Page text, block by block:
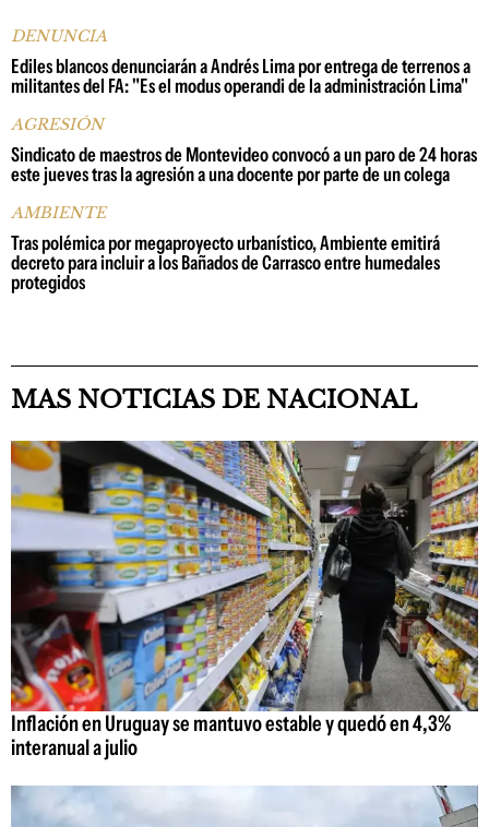
DENUNCIA
Ediles blancos denunciarán a Andrés Lima por entrega de terrenos a
militantes del FA: "Es el modus operandi de la administración Lima"
AGRESIÓN
Sindicato de maestros de Montevideo convocó a un paro de 24 horas
este jueves tras la agresión a una docente por parte de un colega
AMBIENTE
Tras polémica por megaproyecto urbanístico, Ambiente emitirá
decreto para incluir a los Bañados de Carrasco entre humedales
protegidos
MAS NOTICIAS DE NACIONAL
Inflación en Uruguay se mantuvo estable y quedó en 4,3%
interanual a julio